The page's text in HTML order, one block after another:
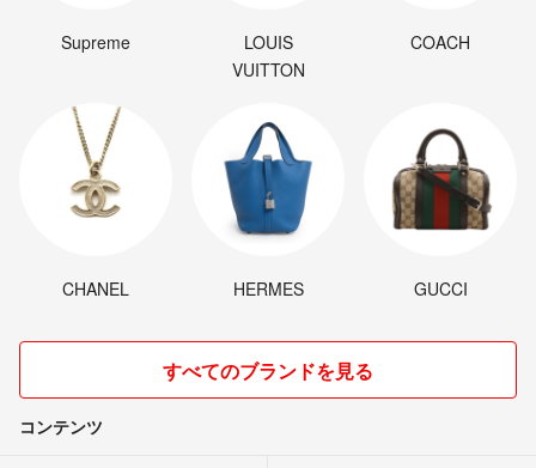
Supreme
LOUIS
VUITTON
COACH
CHANEL HERMES GUCCI
すべてのブランドを見る
コンテンツ